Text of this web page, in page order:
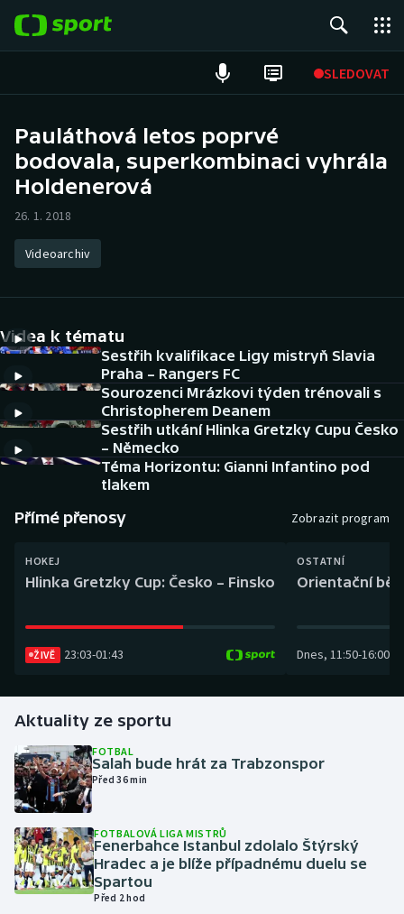
SLEDOVAT
Hokej
Atletika
DALŠÍ SPORTY
Americký fotbal
Baseball a softbal
Basketbal
Box
Curling
Florbal
Futsal
Golf
Gymnastika
Házená
NEPŘEHLÉDNĚTE
Soutěže
Historické návraty
Pauláthová letos poprvé
bodovala, superkombinaci vyhrála
Holdenerová
26. 1. 2018
Videoarchiv
Videa k tématu
Sestřih kvalifikace Ligy mistryň Slavia
Praha – Rangers FC
Sourozenci Mrázkovi týden trénovali s
Christopherem Deanem
Sestřih utkání Hlinka Gretzky Cupu Česko
– Německo
Téma Horizontu: Gianni Infantino pod
tlakem
Přímé přenosy Zobrazit program
HOKEJ
Hlinka Gretzky Cup: Česko – Finsko
ŽIVĚ 23:03-01:43
OSTATNÍ
Orientační
Dnes, 11:50-16:00
Aktuality ze sportu
FOTBAL
Salah bude hrát za Trabzonspor
Před 36 min
FOTBALOVÁ LIGA MISTRŮ
Fenerbahce Istanbul zdolalo Štýrský
Hradec a je blíže případnému duelu se
Spartou
Před 2 hod